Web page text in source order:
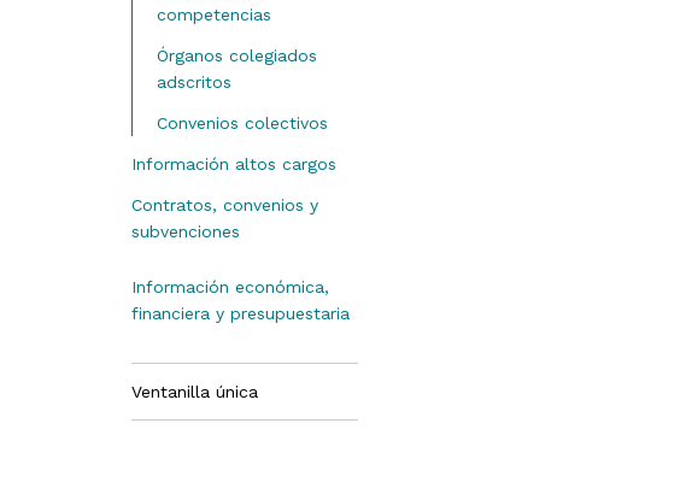
competencias
Órganos colegiados
adscritos
Convenios colectivos
Información altos cargos
Contratos, convenios y
subvenciones
Encomiendas de gestión
Información económica,
financiera y presupuestaria
Ventanilla única